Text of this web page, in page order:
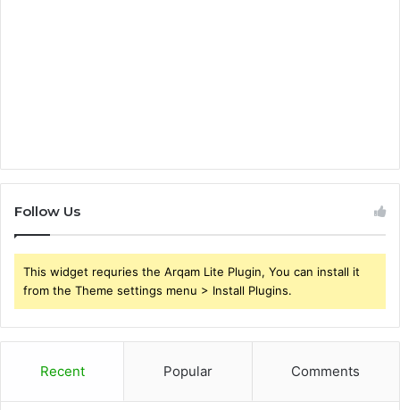
Follow Us
This widget requries the Arqam Lite Plugin, You can install it
from the Theme settings menu > Install Plugins.
Recent Popular Comments